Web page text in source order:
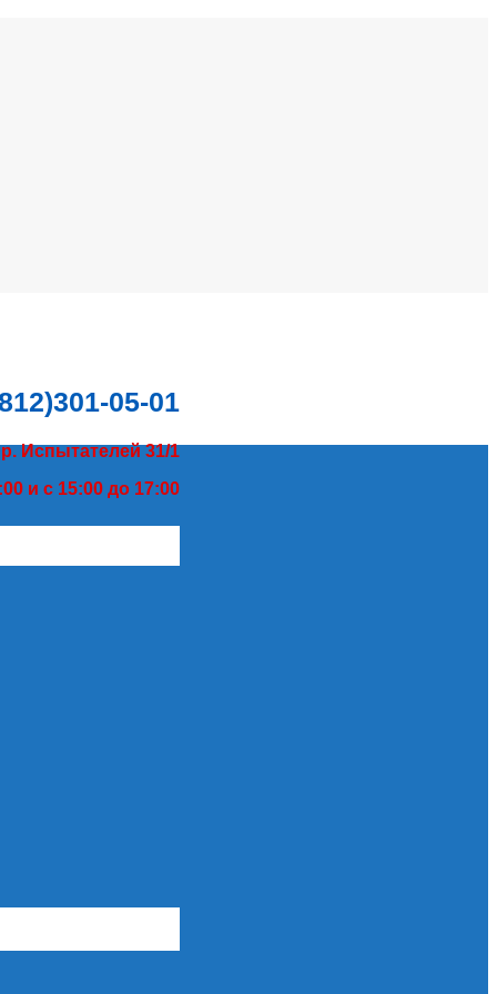
05-01
Испытателей 31/1
и с 15:00 до 17:00